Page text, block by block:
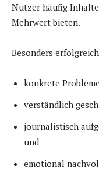
Nutzer häufig
Mehrwert bieten.
Besonders
konkrete
verständlich
journalistisch
und
emotional